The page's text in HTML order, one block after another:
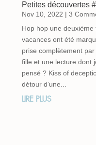
Petites découvertes
Nov 10, 2022 | 3
Hop hop une
vacances ont été
prise complètement
fille et une lecture dont
pensé ? Kiss of
détour d’une...
LIRE PLUS